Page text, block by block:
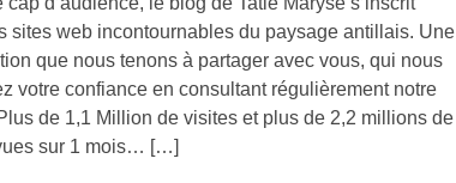
sites web incontournables du paysage antillais. Une
que nous tenons à partager avec vous, qui nous
votre confiance en consultant régulièrement notre
de 1,1 Million de visites et plus de 2,2 millions de
sur 1 mois… […]